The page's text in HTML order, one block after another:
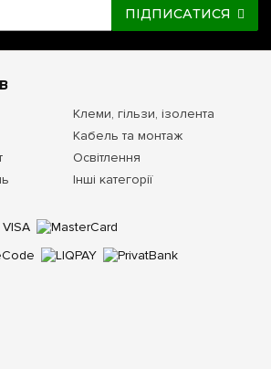
ПІДПИСАТИСЯ
Клеми, гільзи, ізолента
Кабель та монтаж
Освітлення
Інші категорії